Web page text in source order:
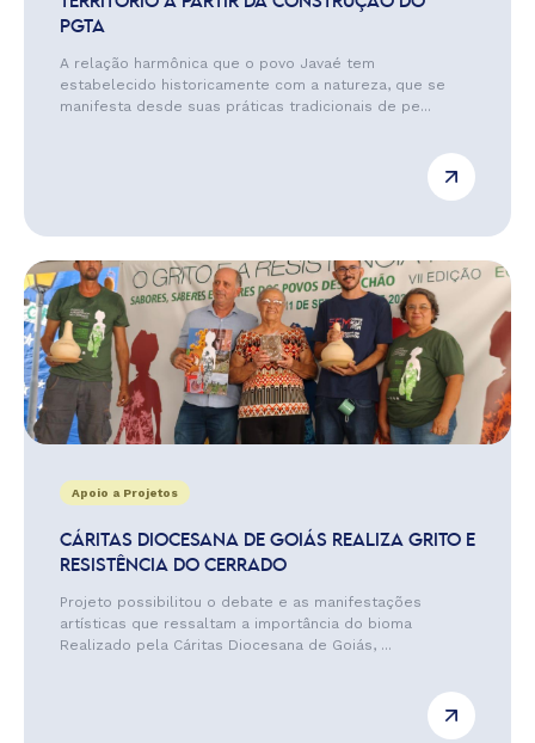
PGTA
A relação harmônica que o povo Javaé tem
estabelecido historicamente com a natureza, que se
manifesta desde suas práticas tradicionais de pe...
Apoio a Projetos
CÁRITAS DIOCESANA DE GOIÁS REALIZA GRITO E
RESISTÊNCIA DO CERRADO
Projeto possibilitou o debate e as manifestações
artísticas que ressaltam a importância do bioma
Realizado pela Cáritas Diocesana de Goiás, ...